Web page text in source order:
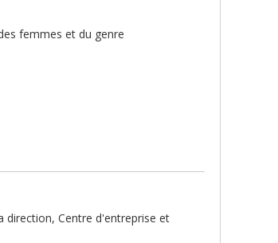
femmes et du genre
direction, Centre d'entreprise et